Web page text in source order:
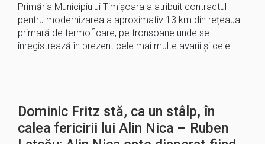
Primăria Municipiului Timișoara a atribuit contractul
pentru modernizarea a aproximativ 13 km din rețeaua
primară de termoficare, pe tronsoane unde se
înregistrează în prezent cele mai multe avarii și cele…
Dominic Fritz stă, ca un stâlp, în
calea fericirii lui Alin Nica – Ruben